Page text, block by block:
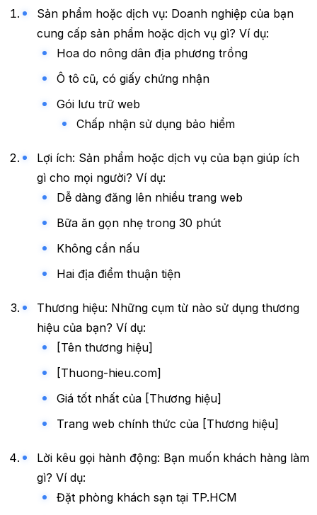
Sản phẩm hoặc dịch vụ: Doanh nghiệp của bạn
cung cấp sản phẩm hoặc dịch vụ gì? Ví dụ:
Hoa do nông dân địa phương trồng
Ô tô cũ, có giấy chứng nhận
Gói lưu trữ web
Chấp nhận sử dụng bảo hiểm
Lợi ích: Sản phẩm hoặc dịch vụ của bạn giúp ích
gì cho mọi người? Ví dụ:
Dễ dàng đăng lên nhiều trang web
Bữa ăn gọn nhẹ trong 30 phút
Không cần nấu
Hai địa điểm thuận tiện
Thương hiệu: Những cụm từ nào sử dụng thương
hiệu của bạn? Ví dụ:
[Tên thương hiệu]
[Thuong-hieu.com]
Giá tốt nhất của [Thương hiệu]
Trang web chính thức của [Thương hiệu]
Lời kêu gọi hành động: Bạn muốn khách hàng làm
gì? Ví dụ:
Đặt phòng khách sạn tại TP.HCM